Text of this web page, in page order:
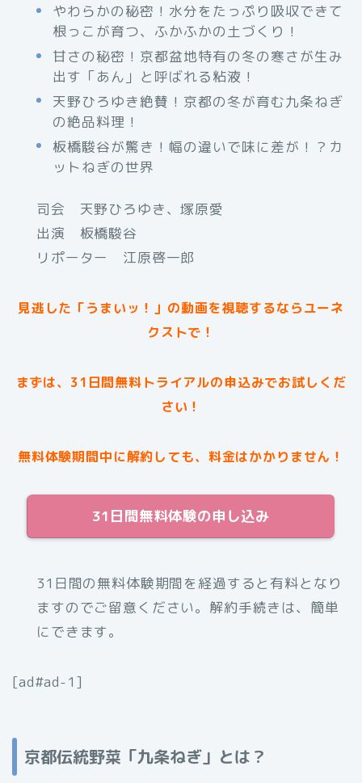
やわらかの秘密！水分をたっぷり吸収できて
根っこが育つ、ふかふかの土づくり！
甘さの秘密！京都盆地特有の冬の寒さが生み
出す「あん」と呼ばれる粘液！
天野ひろゆき絶賛！京都の冬が育む九条ねぎ
の絶品料理！
板橋駿谷が驚き！幅の違いで味に差が！？カ
ットねぎの世界
司会 天野ひろゆき、塚原愛
出演 板橋駿谷
リポーター 江原啓一郎
見逃した「うまいッ！」の動画を視聴するならユーネ
クストで！
まずは、31日間無料トライアルの申込みでお試しくだ
さい！
無料体験期間中に解約しても、料金はかかりません！
31日間無料体験の申し込み
31日間の無料体験期間を経過すると有料となり
ますのでご留意ください。解約手続きは、簡単
にできます。
[ad#ad-1]
京都伝統野菜「九条ねぎ」とは？